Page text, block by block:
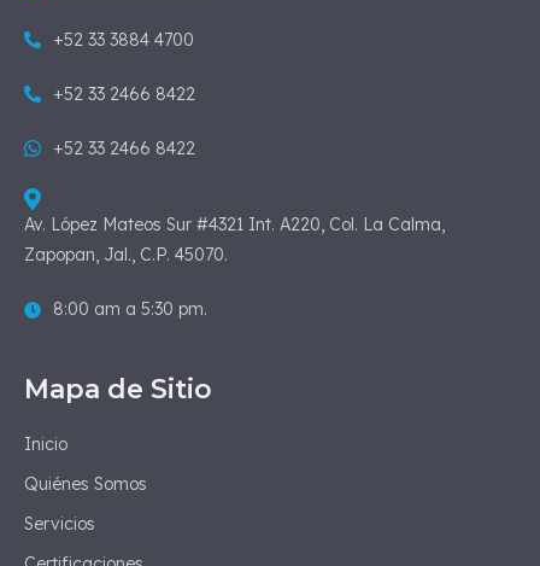
+52 33 3884 4700
+52 33 2466 8422
+52 33 2466 8422
Av. López Mateos Sur #4321 Int. A220, Col. La Calma,
Zapopan, Jal., C.P. 45070.
8:00 am a 5:30 pm.
Mapa de Sitio
Inicio
Quiénes Somos
Servicios